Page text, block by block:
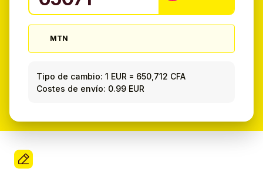
MTN
Tipo de cambio: 1 EUR = 650,712 CFA
Costes de envío: 0.99 EUR